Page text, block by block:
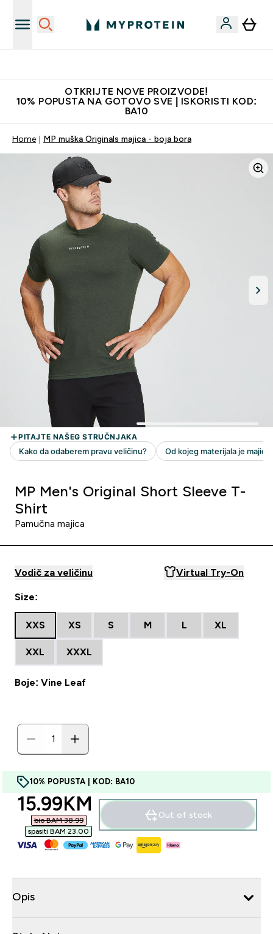
OTKRIJTE NOVE PROIZVODE!
10% POPUSTA NA GOTOVO SVE | ISKORISTI KOD:
BA10
Home MP muška Originals majica - boja bora
MP Men's Original Short Sleeve T-
Shirt
Pamučna majica
Vodič za veličinu Virtual Try-On
Size:
XXS XS S M L XL
XXL XXXL
Boje: Vine Leaf
10% POPUSTA | KOD: BA10
discounted price
15.99KM‎
bio BAM 38.99‎
spasiti BAM 23.00‎
Out of stock
Opis